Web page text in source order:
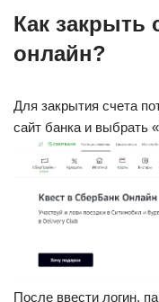
Как закрыть
онлайн?
Для закрытия счета
сайт банка и выбрать
После ввести логин,